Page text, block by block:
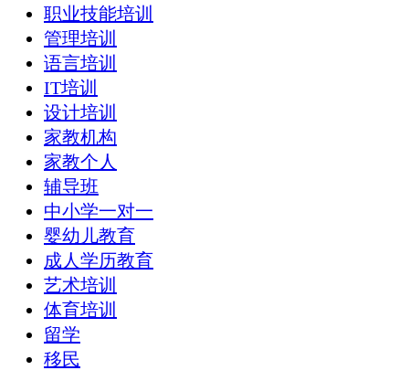
职业技能培训
管理培训
语言培训
IT培训
设计培训
家教机构
家教个人
辅导班
中小学一对一
婴幼儿教育
成人学历教育
艺术培训
体育培训
留学
移民